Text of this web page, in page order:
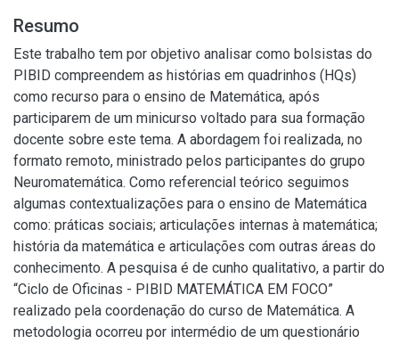
Resumo
Este trabalho tem por objetivo analisar como bolsistas do
PIBID compreendem as histórias em quadrinhos (HQs)
como recurso para o ensino de Matemática, após
participarem de um minicurso voltado para sua formação
docente sobre este tema. A abordagem foi realizada, no
formato remoto, ministrado pelos participantes do grupo
Neuromatemática. Como referencial teórico seguimos
algumas contextualizações para o ensino de Matemática
como: práticas sociais; articulações internas à matemática;
história da matemática e articulações com outras áreas do
conhecimento. A pesquisa é de cunho qualitativo, a partir do
“Ciclo de Oficinas - PIBID MATEMÁTICA EM FOCO”
realizado pela coordenação do curso de Matemática. A
metodologia ocorreu por intermédio de um questionário